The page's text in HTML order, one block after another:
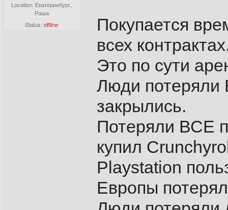
Location: Екатеринбург,
Раша
Status:offline
Покупается
всех
Это по сути
Люди потеряли
закрылись.
Потеряли ВСЕ
купил
Playstation
Европы